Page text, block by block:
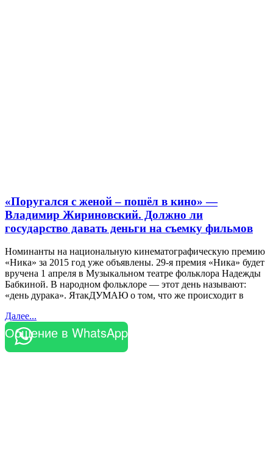
«Поругался с женой – пошёл в кино» —
Владимир Жириновский. Должно ли
государство давать деньги на съемку фильмов
Номинанты на национальную кинематографическую премию
«Ника» за 2015 год уже объявлены. 29-я премия «Ника» будет
вручена 1 апреля в Музыкальном театре фольклора Надежды
Бабкиной. В народном фольклоре — этот день называют:
«день дурака». ЯтакДУМАЮ о том, что же происходит в
Далее...
Общение в WhatsApp